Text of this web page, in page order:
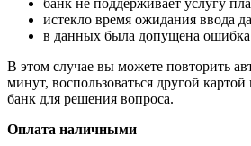
истекло время ожидания ввода
в данных была допущена
В этом случае вы можете повторить
минут, воспользоваться другой
банк для решения вопроса.
Оплата наличными